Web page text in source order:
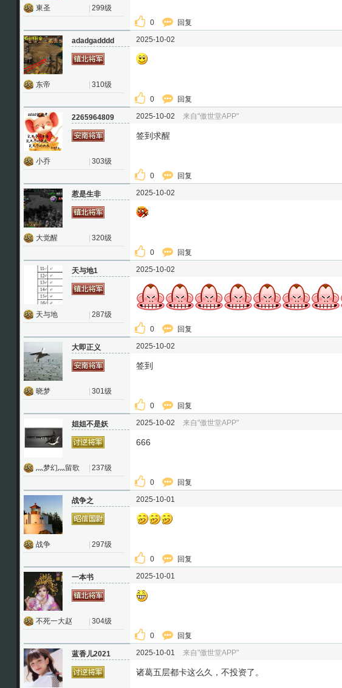
東圣 299级
0 回复
adadgadddd
东帝 310级
2025-10-02
0 回复
2265964809
小乔 303级
2025-10-02 来自"傲世堂APP"
签到求醒
0 回复
惹是生非
大觉醒 320级
2025-10-02
0 回复
天与地1
天与地 287级
2025-10-02
0 回复
大即正义
晓梦 301级
2025-10-02
签到
0 回复
姐姐不是妖
灬梦幻灬留歌 237级
2025-10-02 来自"傲世堂APP"
666
0 回复
战争之
战争 297级
2025-10-01
0 回复
一本书
不死一大赵 304级
2025-10-01
0 回复
蓝香儿2021 2025-10-01 来自"傲世堂APP"
诸葛五层都卡这么久，不投资了。